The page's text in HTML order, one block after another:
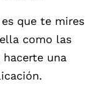
que te mires
como las
una